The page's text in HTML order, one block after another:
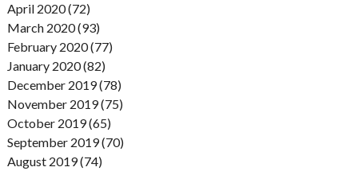
April 2020 (72)
March 2020 (93)
February 2020 (77)
January 2020 (82)
December 2019 (78)
November 2019 (75)
October 2019 (65)
September 2019 (70)
August 2019 (74)